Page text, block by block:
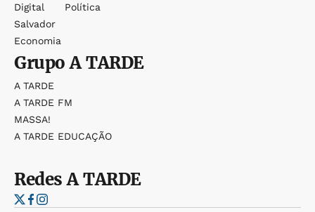
Digital
Salvador
Economia
Política
GrupoA TARDE
A TARDE
A TARDE FM
MASSA!
A TARDE EDUCAÇÃO
RedesA TARDE